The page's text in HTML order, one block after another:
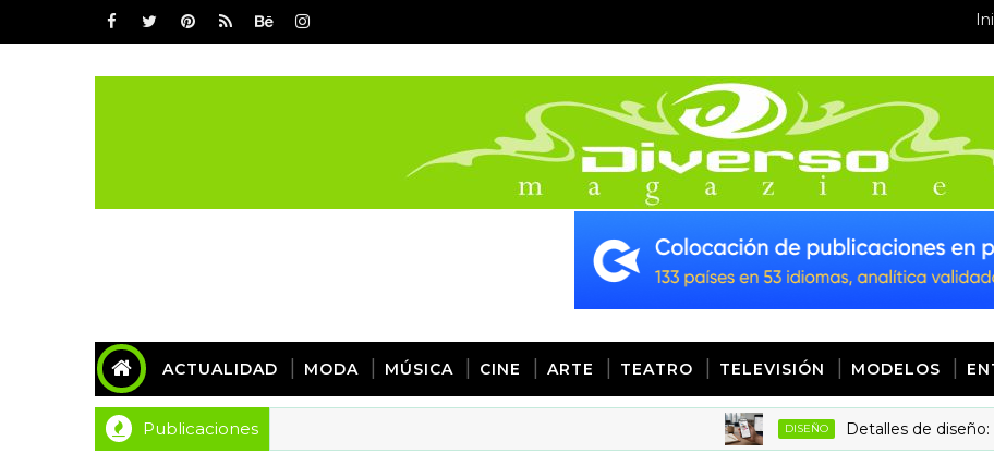
ACTUALIDAD MODA MÚSICA CINE ARTE TEATRO TELEVISIÓN MODELOS
Publicaciones DISEÑO Detalles de diseño: la clave